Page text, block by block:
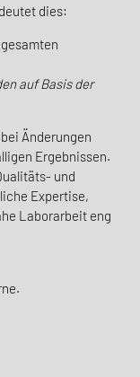
dies:
auf Basis der
Änderungen
Ergebnissen.
und
Expertise,
Laborarbeit eng